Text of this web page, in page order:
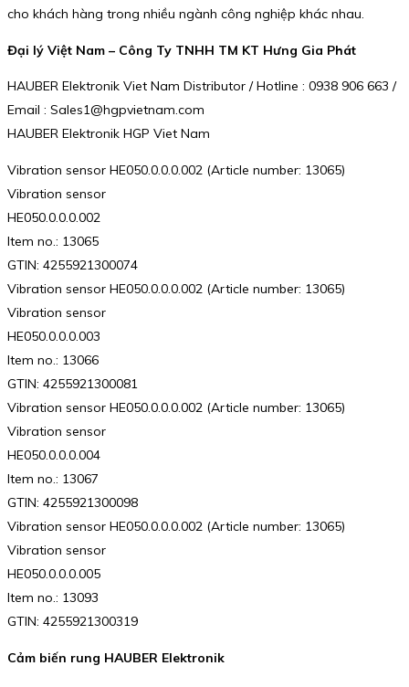
cho khách hàng trong nhiều ngành công nghiệp khác nhau.
Đại lý Việt Nam – Công Ty TNHH TM KT Hưng Gia Phát
HAUBER Elektronik Viet Nam Distributor / Hotline : 0938 906 663 /
Email : Sales1@hgpvietnam.com
HAUBER Elektronik HGP Viet Nam
Vibration sensor HE050.0.0.0.002 (Article number: 13065)
Vibration sensor
HE050.0.0.0.002
Item no.: 13065
GTIN: 4255921300074
Vibration sensor HE050.0.0.0.002 (Article number: 13065)
Vibration sensor
HE050.0.0.0.003
Item no.: 13066
GTIN: 4255921300081
Vibration sensor HE050.0.0.0.002 (Article number: 13065)
Vibration sensor
HE050.0.0.0.004
Item no.: 13067
GTIN: 4255921300098
Vibration sensor HE050.0.0.0.002 (Article number: 13065)
Vibration sensor
HE050.0.0.0.005
Item no.: 13093
GTIN: 4255921300319
Cảm biến rung HAUBER Elektronik